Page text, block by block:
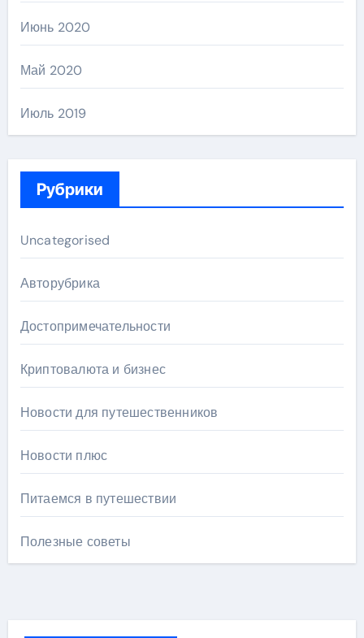
Июнь 2020
Май 2020
Июль 2019
Рубрики
Uncategorised
Авторубрика
Достопримечательности
Криптовалюта и бизнес
Новости для путешественников
Новости плюс
Питаемся в путешествии
Полезные советы